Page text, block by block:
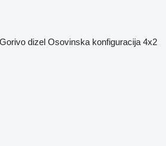
Gorivo dizel Osovinska konfiguracija 4x2